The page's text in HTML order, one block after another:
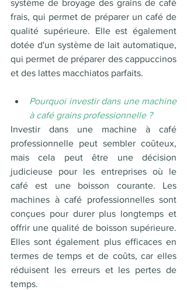
système de broyage des grains de café
frais, qui permet de préparer un café de
qualité supérieure. Elle est également
dotée d'un système de lait automatique,
qui permet de préparer des cappuccinos
et des lattes macchiatos parfaits.
Pourquoi investir dans une machine
à café grains professionnelle ?
Investir dans une machine à café
professionnelle peut sembler coûteux,
mais cela peut être une décision
judicieuse pour les entreprises où le
café est une boisson courante. Les
machines à café professionnelles sont
conçues pour durer plus longtemps et
offrir une qualité de boisson supérieure.
Elles sont également plus efficaces en
termes de temps et de coûts, car elles
réduisent les erreurs et les pertes de
temps.